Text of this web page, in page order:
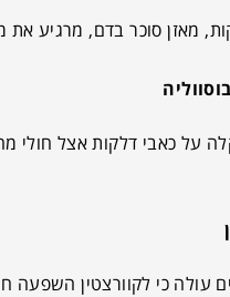
מאזן סוכר בדם, מרגיע את
על כאבי דלקות אצל חולי
עולה כי לקוורצטין השפעה